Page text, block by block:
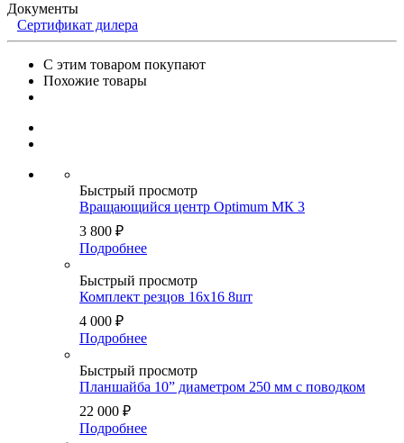
Документы
Сертификат дилера
С этим товаром покупают
Похожие товары
Быстрый просмотр
Вращающийся центр Optimum МК 3
3 800 ₽
Подробнее
Быстрый просмотр
Комплект резцов 16х16 8шт
4 000 ₽
Подробнее
Быстрый просмотр
Планшайба 10” диаметром 250 мм с поводком
22 000 ₽
Подробнее